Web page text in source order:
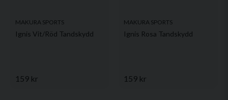
MAKURA SPORTS
Ignis Vit/Röd Tandskydd
159 kr
MAKURA SPORTS
Ignis Rosa Tandskydd
159 kr